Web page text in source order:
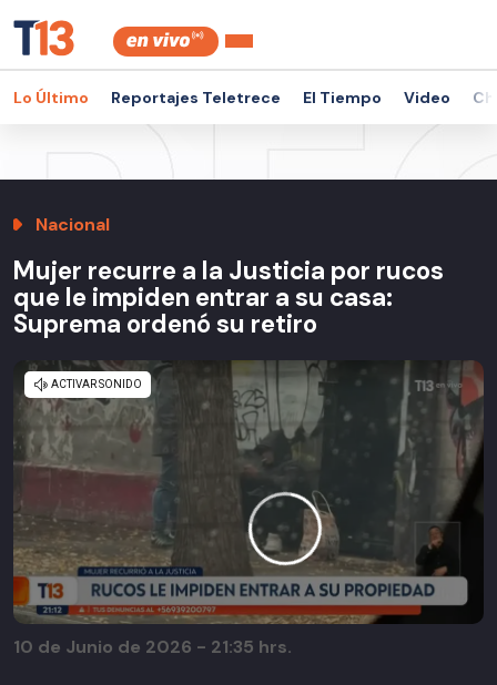
Lo Último Reportajes Teletrece El Tiempo Video
Nacional
Mujer recurre a la Justicia por rucos
que le impiden entrar a su casa:
Suprema ordenó su retiro
10 de Junio de 2026 - 21:35 hrs.